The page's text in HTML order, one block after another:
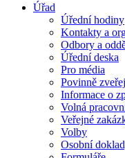
Úřad
Úřední hodiny
Kontakty a
Odbory a
Úřední deska
Pro média
Povinně
Informace o
Volná
Veřejné
Volby
Osobní